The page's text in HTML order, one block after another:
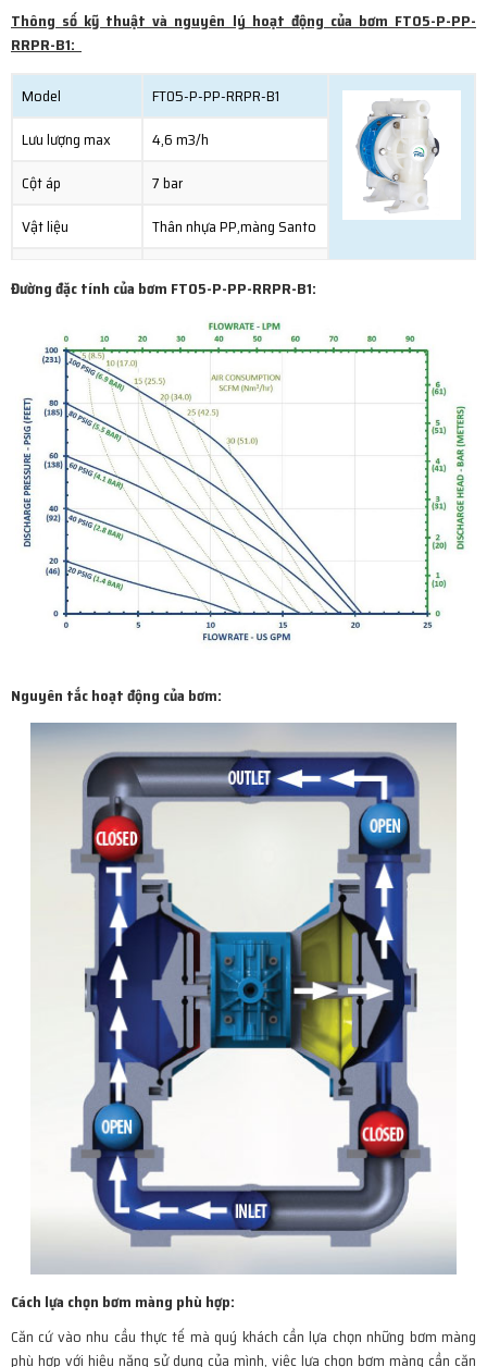
Thông số kỹ thuật và nguyên lý hoạt động của bơm FT05-P-PP-
RRPR-B1:
Model
FT05-P-PP-RRPR-B1
Lưu lượng max
4,6 m3/h
Cột áp
7 bar
Vật liệu
Thân nhựa PP,màng Santo
Đường đặc tính của bơm FT05-P-PP-RRPR-B1:
Nguyên tắc hoạt động của bơm:
Cách lựa chọn bơm màng phù hợp:
Căn cứ vào nhu cầu thực tế mà quý khách cần lựa chọn những bơm màng
phù hợp với hiệu năng sử dụng của mình, việc lựa chọn bơm màng cần căn